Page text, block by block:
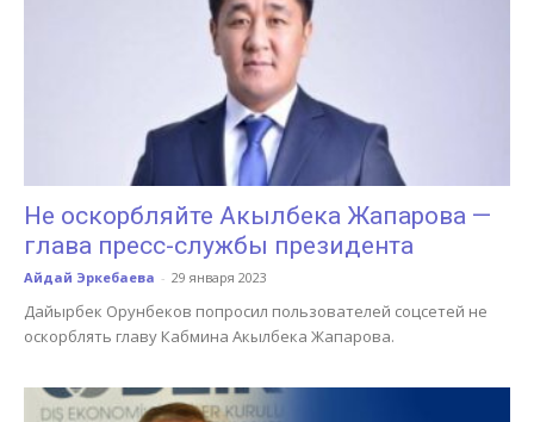
Не оскорбляйте Акылбека Жапарова —
глава пресс-службы президента
Айдай Эркебаева - 29 января 2023
Дайырбек Орунбеков попросил пользователей соцсетей не
оскорблять главу Кабмина Акылбека Жапарова.